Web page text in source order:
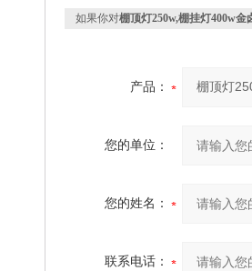
如果你对棚顶灯250w,棚挂灯400w金
产品：
您的单位：
您的姓名：
联系电话：